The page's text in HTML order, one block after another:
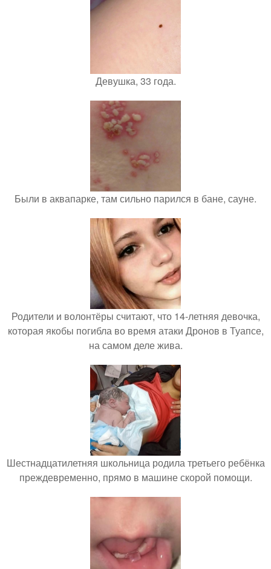
Девушка, 33 года.
Были в аквапарке, там сильно парился в бане, сауне.
Родители и волонтёры считают, что 14-летняя девочка,
которая якобы погибла во время атаки Дронов в Туапсе,
на самом деле жива.
Шестнадцатилетняя школьница родила третьего ребёнка
преждевременно, прямо в машине скорой помощи.